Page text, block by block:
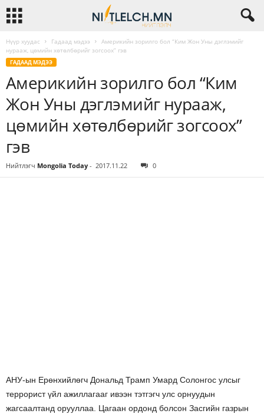
Нүүр хуудас Гадаад мэдээ
Америкийн зорилго бол “Ким Жон Уны дэглэмийг
нурааж, цөмийн хөтөлбөрийг зогсоох” гэв
ГАДААД МЭДЭЭ
Америкийн зорилго бол “Ким
Жон Уны дэглэмийг нурааж,
цөмийн хөтөлбөрийг зогсоох”
гэв
Нийтлэгч Mongolia Today - 2017.11.22 0
АНУ-ын Ерөнхийлөгч Дональд Трамп Умард Солонгос улсыг
террорист үйл ажиллагааг ивээн тэтгэгч улс орнуудын
жагсаалтанд орууллаа. Цагаан ордонд болсон Засгийн газрын